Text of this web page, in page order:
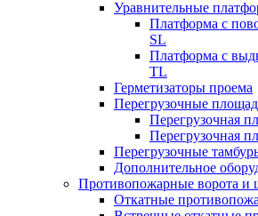
Уравнительные
Платформа с
SL
Платформа с
TL
Герметизаторы проема
Перегрузочные
Перегрузочная
Перегрузочная
Перегрузочные
Дополнительное
Противопожарные ворота и
Откатные